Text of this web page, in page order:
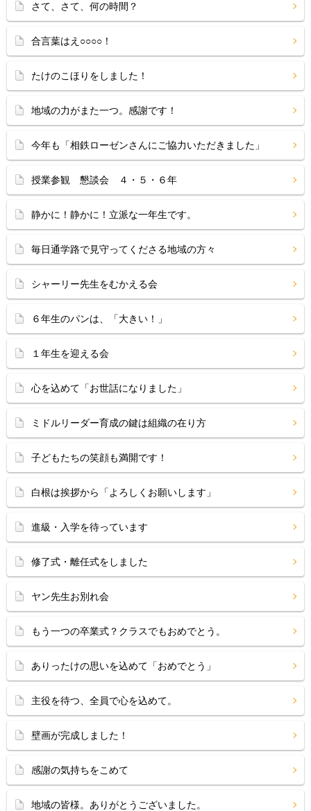
さて、さて、何の時間？
合言葉はえ○○○○！
たけのこほりをしました！
地域の力がまた一つ。感謝です！
今年も「相鉄ローゼンさんにご協力いただきました」
授業参観 懇談会 ４・５・６年
静かに！静かに！立派な一年生です。
毎日通学路で見守ってくださる地域の方々
シャーリー先生をむかえる会
６年生のパンは、「大きい！」
１年生を迎える会
心を込めて「お世話になりました」
ミドルリーダー育成の鍵は組織の在り方
子どもたちの笑顔も満開です！
白根は挨拶から「よろしくお願いします」
進級・入学を待っています
修了式・離任式をしました
ヤン先生お別れ会
もう一つの卒業式？クラスでもおめでとう。
ありったけの思いを込めて「おめでとう」
主役を待つ、全員で心を込めて。
壁画が完成しました！
感謝の気持ちをこめて
地域の皆様。ありがとうございました。